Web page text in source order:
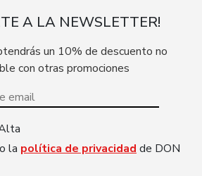
A LA NEWSLETTER!
un 10% de descuento no
con otras promociones
la política de privacidad de DON